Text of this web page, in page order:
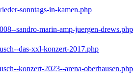
sonntags-in-kamen.php
sandro-marin-amp-juergen-drews.php
das-xxl-konzert-2017.php
konzert-2023--arena-oberhausen.php